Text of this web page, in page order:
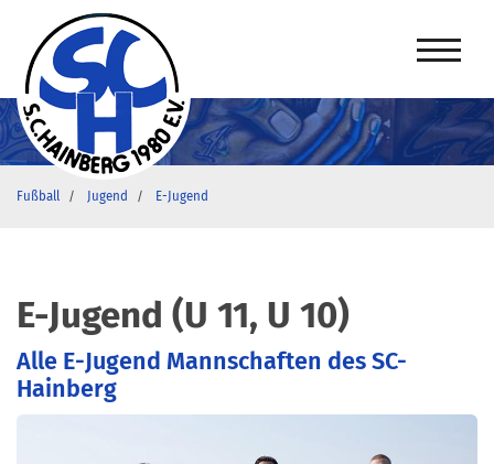
Fußball Jugend E-Jugend
E-Jugend (U 11, U 10)
Alle E-Jugend Mannschaften des SC-
Hainberg